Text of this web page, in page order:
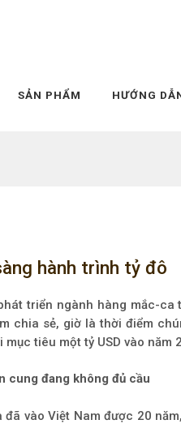
SẢN PHẨM HƯỚNG
hành trình tỷ đô
triển ngành hàng mắc-ca
chia sẻ, giờ là thời điểm
tiêu một tỷ USD vào năm
cung đang không đủ cầu
vào Việt Nam được 20